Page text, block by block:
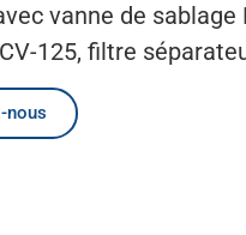
vanne de sablage
125, filtre
nous